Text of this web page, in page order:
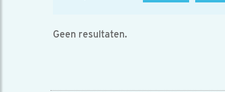
Geen resultaten.